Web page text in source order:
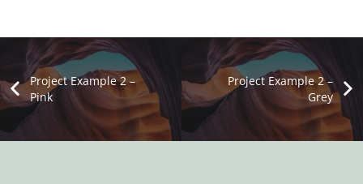
Project Example 2 –
Pink
Project Example 2 –
Grey